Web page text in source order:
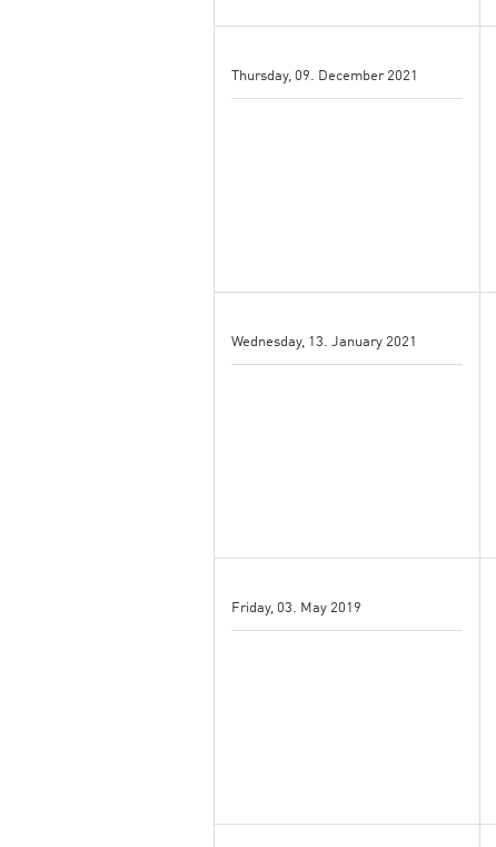
Thursday, 09. December 2021
Wednesday, 13. January 2021
Friday, 03. May 2019